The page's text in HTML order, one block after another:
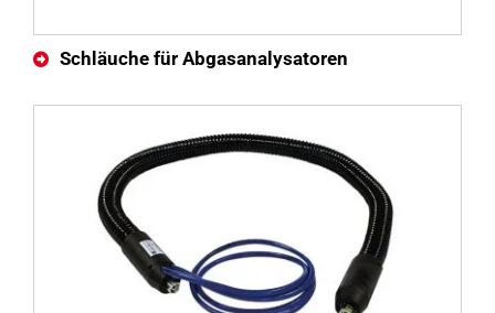
Schläuche für Abgasanalysatoren